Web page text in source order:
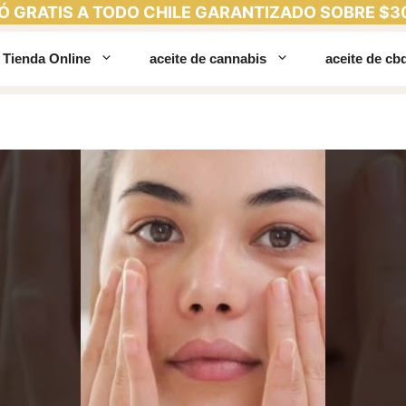
GRATIS A TODO CHILE GARANTIZADO SOBRE
Tienda Online aceite de cannabis aceite de